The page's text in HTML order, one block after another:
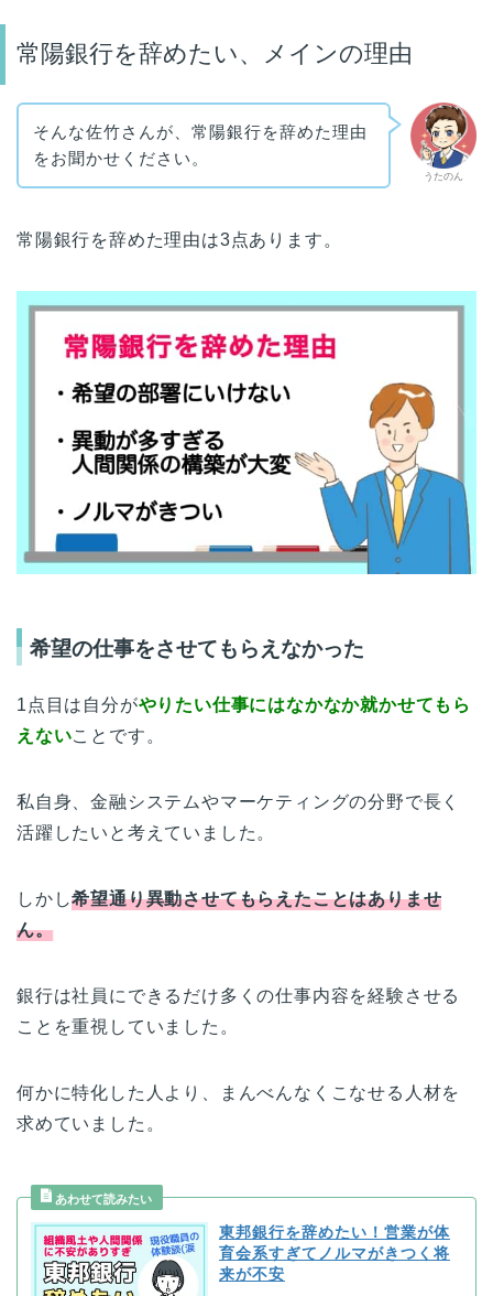
常陽銀行を辞めたい、メインの理由
うたのん
そんな佐竹さんが、常陽銀行を辞めた理由
をお聞かせください。
常陽銀行を辞めた理由は3点あります。
希望の仕事をさせてもらえなかった
1点目は自分がやりたい仕事にはなかなか就かせてもら
えないことです。
私自身、金融システムやマーケティングの分野で長く
活躍したいと考えていました。
しかし希望通り異動させてもらえたことはありませ
ん。
銀行は社員にできるだけ多くの仕事内容を経験させる
ことを重視していました。
何かに特化した人より、まんべんなくこなせる人材を
求めていました。
東邦銀行を辞めたい！営業が体
育会系すぎてノルマがきつく将
来が不安